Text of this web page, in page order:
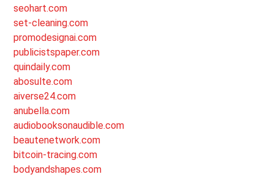
seohart.com
set-cleaning.com
promodesignai.com
publicistspaper.com
quindaily.com
abosulte.com
aiverse24.com
anubella.com
audiobooksonaudible.com
beautenetwork.com
bitcoin-tracing.com
bodyandshapes.com